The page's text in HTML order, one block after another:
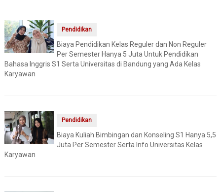
Pendidikan
Biaya Pendidikan Kelas Reguler dan Non Reguler
Per Semester Hanya 5 Juta Untuk Pendidikan
Bahasa Inggris S1 Serta Universitas di Bandung yang Ada Kelas
Karyawan
Pendidikan
Biaya Kuliah Bimbingan dan Konseling S1 Hanya 5,5
Juta Per Semester Serta Info Universitas Kelas
Karyawan